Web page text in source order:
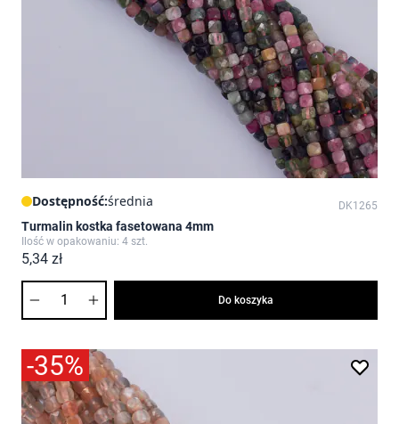
Dostępność:średnia DK1265
Turmalin kostka fasetowana 4mm
Ilość w opakowaniu: 4 szt.
5,34 zł
Do koszyka
-35%